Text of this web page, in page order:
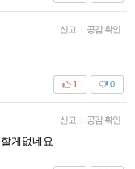
신고 | 공감 확인
0
1
신고 | 공감 확인
게없네요